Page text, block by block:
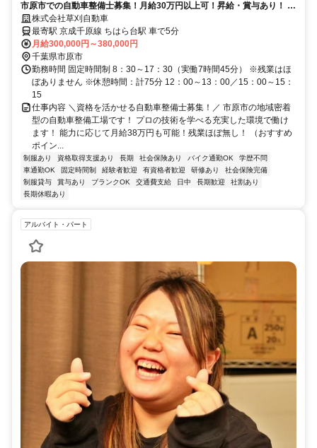
市原市での自動車整備士募集！月給30万円以上可！昇給・賞与あり！ 働
きやすい職場環境で技術を磨こう！
株式会社草刈自動車
最寄駅 京成千原線 ちはら台駅 車で5分
月給300,000円～380,000円
千葉県市原市
勤務時間 固定時間制 8：30～17：30（実働7時間45分） ※残業はほ
ぼありません ※休憩時間：計75分 12：00～13：00／15：00～15：
15
仕事内容 ＼資格を活かせる自動車整備士募集！／ 市原市の地域密着
型の自動車整備工場です！ プロの技術を学べる充実した環境で働け
ます！ 能力に応じて月給38万円も可能！残業ほぼ無し！ （おすすめ
ポイン...
制服あり 資格取得支援あり 長期 社会保険あり バイク通勤OK
学歴不問
車通勤OK
固定時間制 経験者歓迎 有資格者歓迎 研修あり
社会保険完備
制服貸与
賞与あり ブランクOK 交通費支給 日中 長期歓迎
社割あり
長期休暇あり
アルバイト・パート